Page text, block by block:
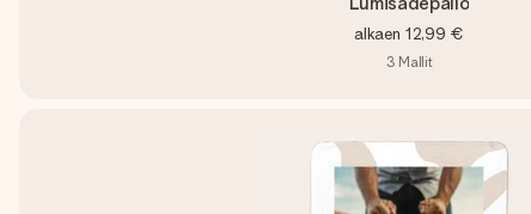
alkaen 12,99 €
3 Mallit